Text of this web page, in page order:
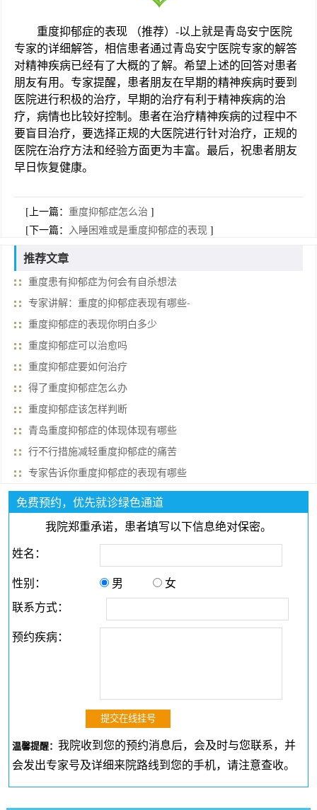
重度抑郁症的表现 （推荐）-以上就是青岛安宁医院
专家的详细解答，相信患者通过青岛安宁医院专家的解答
对精神疾病已经有了大概的了解。希望上述的回答对患者
朋友有用。专家提醒，患者朋友在早期的精神疾病时要到
医院进行积极的治疗，早期的治疗有利于精神疾病的治
疗，病情也比较好控制。患者在治疗精神疾病的过程中不
要盲目治疗，要选择正规的大医院进行针对治疗，正规的
医院在治疗方法和经验方面更为丰富。最后，祝患者朋友
早日恢复健康。
[上一篇：重度抑郁症怎么治 ]
[下一篇： 入睡困难或是重度抑郁症的表现 ]
推荐文章
重度患有抑郁症为何会有自杀想法
专家讲解：重度的抑郁症表现有哪些-
重度抑郁症的表现你明白多少
重度抑郁症可以治愈吗
重度抑郁症要如何治疗
得了重度抑郁症怎么办
重度抑郁症该怎样判断
青岛重度抑郁症的体现体现有哪些
行不行措施减轻重度抑郁症的痛苦
专家告诉你重度抑郁症的表现有哪些
免费预约，优先就诊绿色通道
我院郑重承诺，患者填写以下信息绝对保密。
姓名：
性别：
男
女
联系方式：
预约疾病：
温馨提醒：我院收到您的预约消息后，会及时与您联系，并
会发出专家号及详细来院路线到您的手机，请注意查收。